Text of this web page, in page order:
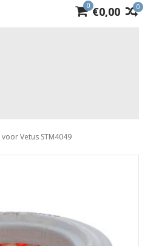
0
0 €0,00
Vetus STM4049